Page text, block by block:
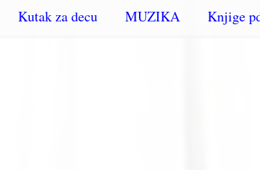
Kutak za decu MUZIKA Knjige